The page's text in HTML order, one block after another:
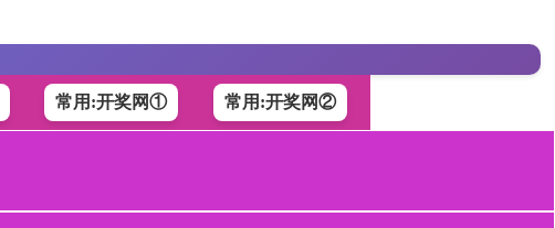
常用:开奖网① 常用:开奖网②